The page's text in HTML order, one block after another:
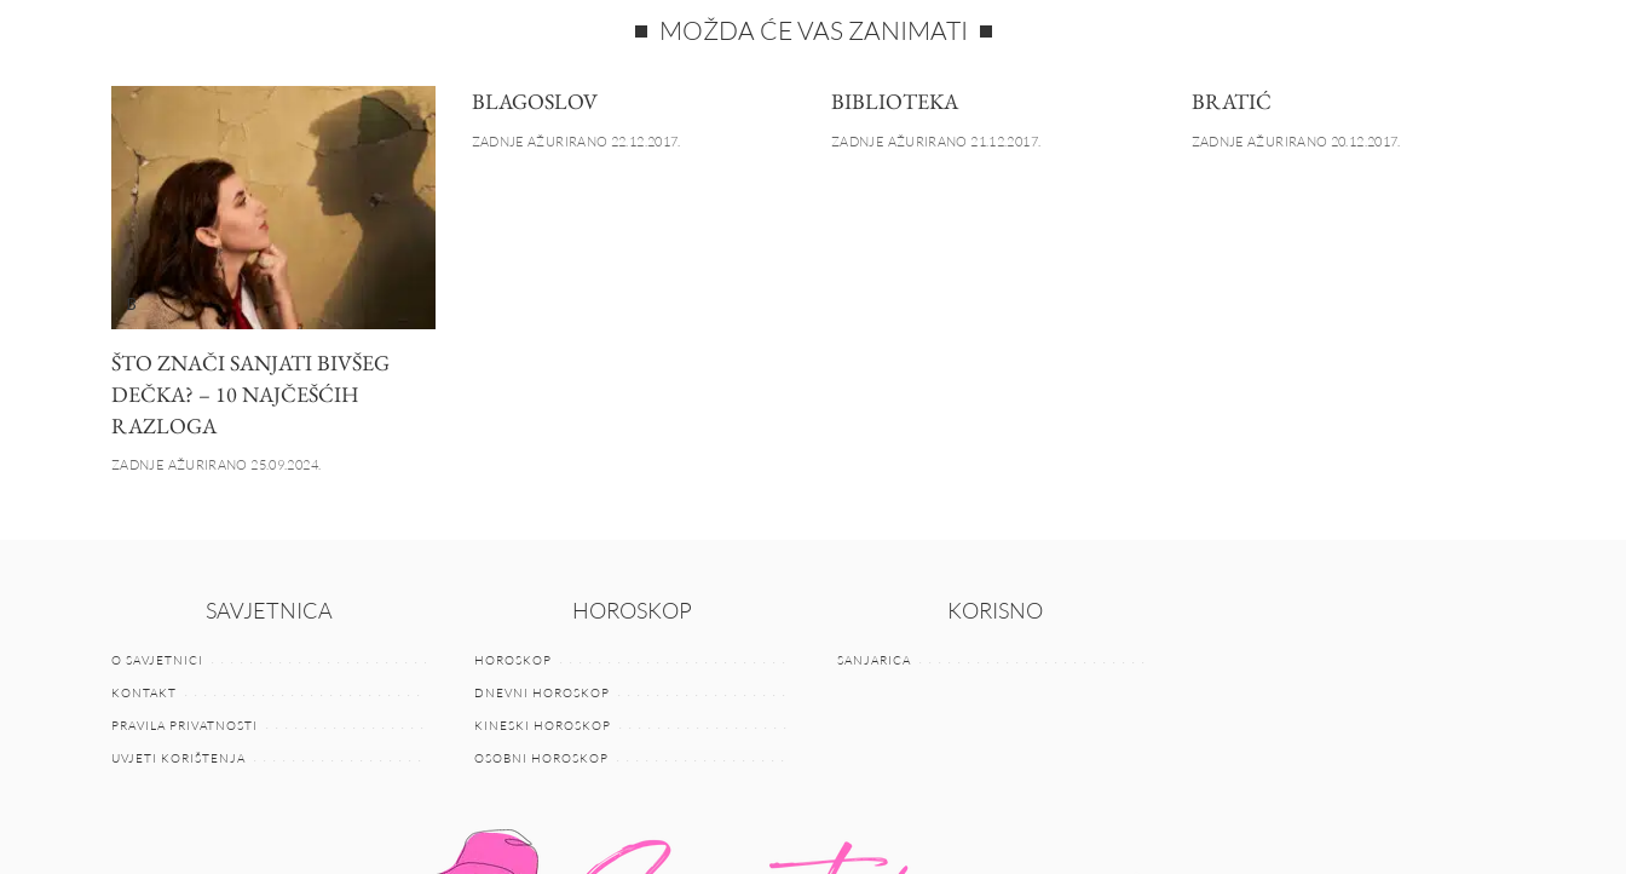
MOŽDA ĆE VAS ZANIMATI
B
ŠTO ZNAČI SANJATI BIVŠEG
DEČKA? – 10 NAJČEŠĆIH
RAZLOGA
ZADNJE AŽURIRANO 25.09.2024.
BLAGOSLOV
ZADNJE AŽURIRANO 22.12.2017.
BIBLIOTEKA
ZADNJE AŽURIRANO 21.12.2017.
BRATIĆ
ZADNJE AŽURIRANO 20.12.2017.
SAVJETNICA
O SAVJETNICI
KONTAKT
PRAVILA PRIVATNOSTI
UVJETI KORIŠTENJA
HOROSKOP
HOROSKOP
DNEVNI HOROSKOP
KINESKI HOROSKOP
OSOBNI HOROSKOP
KORISNO
SANJARICA